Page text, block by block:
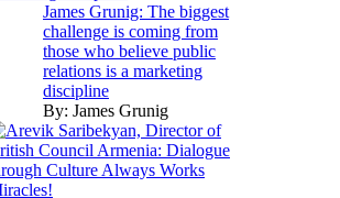
James Grunig: The biggest
challenge is coming from
those who believe public
relations is a marketing
discipline
By: James Grunig